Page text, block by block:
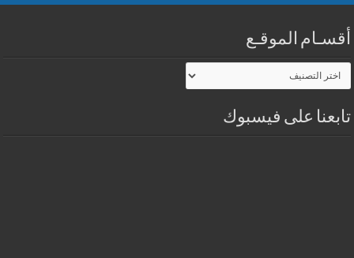
أقسـام الموقـع
أقسـام
الموقـع
تابعنا على فيسبوك